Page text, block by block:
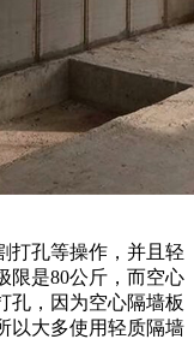
打孔等操作，并且轻
限是80公斤，而空心
孔，因为空心隔墙板
以大多使用轻质隔墙